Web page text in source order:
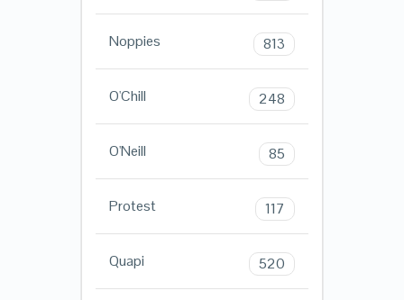
Noppies 813
O'Chill 248
O'Neill 85
Protest 117
Quapi 520